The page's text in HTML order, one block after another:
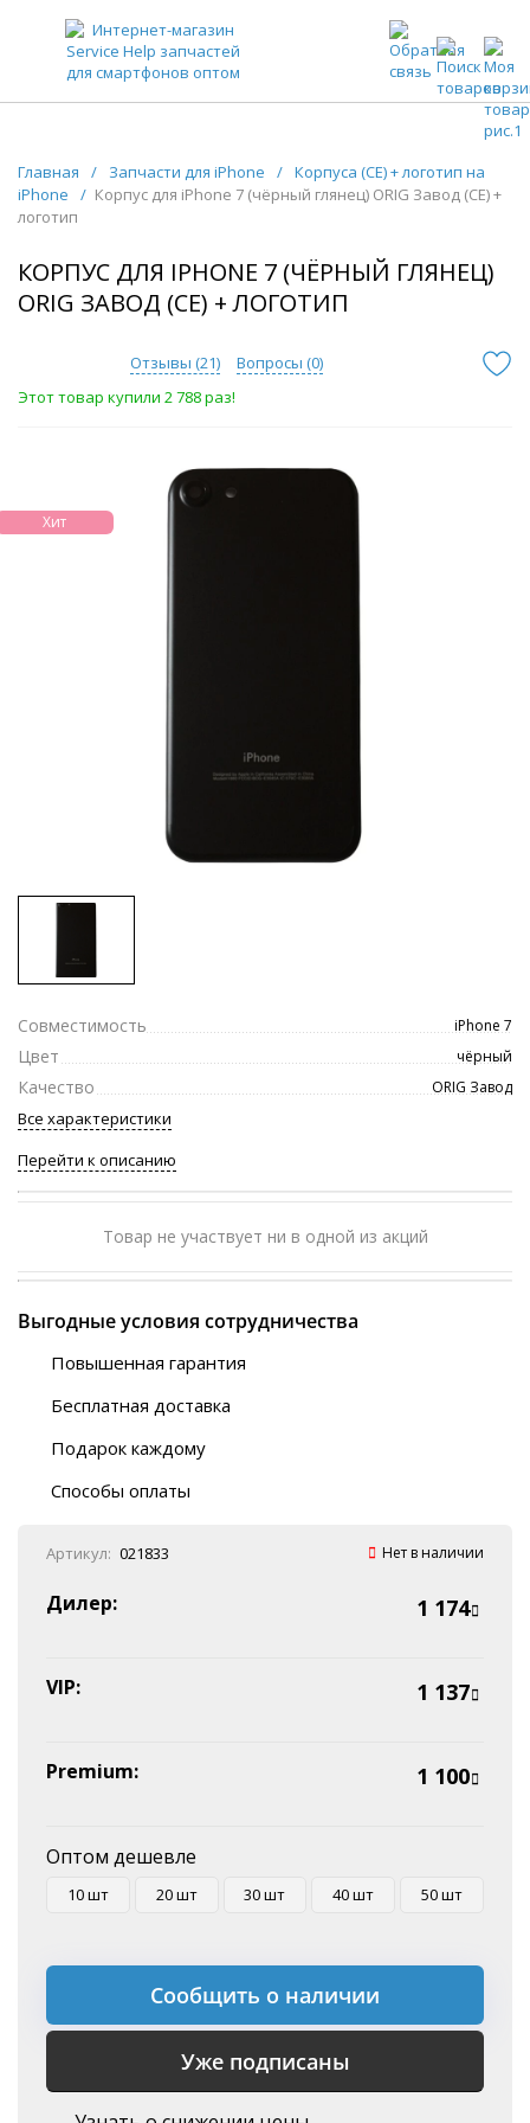
ЗАПЧАСТИ ДЛЯ ТЕЛЕФОНОВ ОПТОМ
Главная / Запчасти для iPhone / Корпуса (CE) + логотип на
iPhone
/ Корпус для iPhone 7 (чёрный глянец) ORIG Завод (CE) +
логотип
КОРПУС ДЛЯ IPHONE 7 (ЧЁРНЫЙ ГЛЯНЕЦ)
ORIG ЗАВОД (CE) + ЛОГОТИП
Отзывы (21) Вопросы (0)
Этот товар купили 2 788 раз!
Хит
Совместимость iPhone 7
Цвет чёрный
Качество ORIG Завод
Все характеристики
Перейти к описанию
Товар не участвует ни в одной из акций
Выгодные условия сотрудничества
Повышенная гарантия
Бесплатная доставка
Автобусы (по ЮФО)
“BlaBlaCar” (по ЮФО)
Подарок каждому
Способы оплаты
Наличные
Эквайринг
Оплата на P/C
Артикул: 021833 Нет в наличии
Дилер: 1 174
VIP: 1 137
Premium: 1 100
Оптом дешевле
10 шт 20 шт 30 шт 40 шт 50 шт
Сообщить о наличии
Уже подписаны